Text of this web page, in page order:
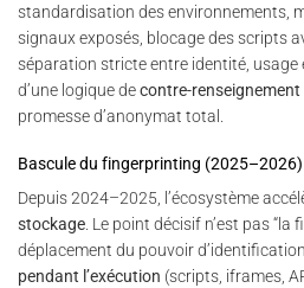
standardisation des environnements,
signaux exposés, blocage des scripts
séparation stricte entre identité, usage
d’une logique decontre-
promesse d’anonymat total.
Bascule du fingerprinting (2025–2026)
Depuis 2024–2025, l’écosystème
stockage . Le point décisif n’est pas “la
déplacement du pouvoir
pendant l’exécution (scripts, iframes,